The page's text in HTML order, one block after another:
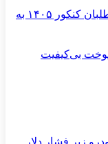
فاصله ۲۰ روزه به ۹ روز رسید؛ اعتراض داوطلبان کنکور ۱۴۰۵ به
سوخت بی‌کیفیت